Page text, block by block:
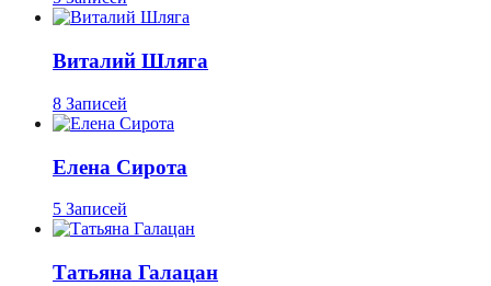
Виталий Шляга
8 Записей
Елена Сирота
5 Записей
Татьяна Галацан